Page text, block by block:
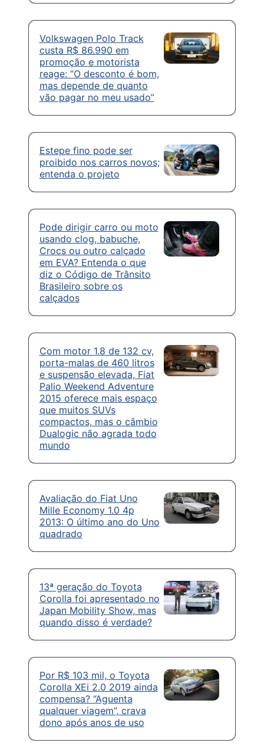
Volkswagen Polo Track
custa R$ 86.990 em
promoção e motorista
reage: “O desconto é bom,
mas depende de quanto
vão pagar no meu usado”
Estepe fino pode ser
proibido nos carros novos;
entenda o projeto
Pode dirigir carro ou moto
usando clog, babuche,
Crocs ou outro calçado
em EVA? Entenda o que
diz o Código de Trânsito
Brasileiro sobre os
calçados
Com motor 1.8 de 132 cv,
porta-malas de 460 litros
e suspensão elevada, Fiat
Palio Weekend Adventure
2015 oferece mais espaço
que muitos SUVs
compactos, mas o câmbio
Dualogic não agrada todo
mundo
Avaliação do Fiat Uno
Mille Economy 1.0 4p
2013: O último ano do Uno
quadrado
13ª geração do Toyota
Corolla foi apresentado no
Japan Mobility Show, mas
quando disso é verdade?
Por R$ 103 mil, o Toyota
Corolla XEi 2.0 2019 ainda
compensa? “Aguenta
qualquer viagem”, crava
dono após anos de uso